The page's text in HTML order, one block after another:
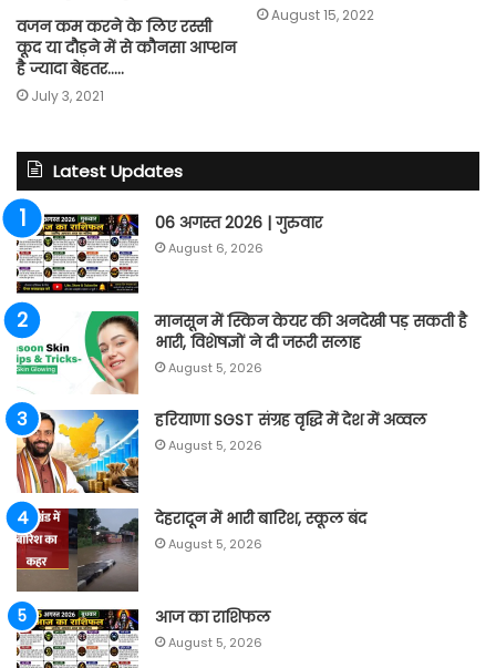
वजन कम करने के लिए रस्सी
कूद या दौड़ने में से कौनसा आप्शन
है ज्यादा बेहतर…..
July 3, 2021
August 15, 2022
Latest Updates
06 अगस्त 2026 | गुरुवार
August 6, 2026
मानसून में स्किन केयर की अनदेखी पड़ सकती है
भारी, विशेषज्ञों ने दी जरूरी सलाह
August 5, 2026
हरियाणा SGST संग्रह वृद्धि में देश में अव्वल
August 5, 2026
देहरादून में भारी बारिश, स्कूल बंद
August 5, 2026
आज का राशिफल
August 5, 2026